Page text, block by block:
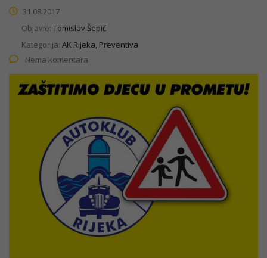
31.08.2017
Objavio: Tomislav Šepić
Kategorija: AK Rijeka, Preventiva
Nema komentara